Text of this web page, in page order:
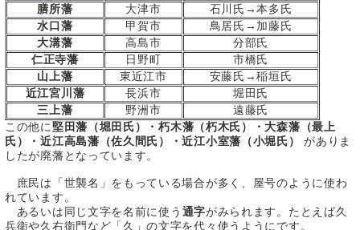
膳所藩
大津市
石川氏→本多氏
水口藩
甲賀市
鳥居氏→加藤氏
大溝藩
高島市
分部氏
仁正寺藩
日野町
市橋氏
山上藩
東近江市
安藤氏→稲垣氏
近江宮川藩
長浜市
堀田氏
三上藩
野洲市
遠藤氏
この他に堅田藩（堀田氏）・朽木藩（朽木氏）・大森藩（最上
氏）・近江高島藩（佐久間氏）・近江小室藩（小堀氏）
がありま
したが廃藩となっています。
庶民は「世襲名」をもっている場合が多く、屋号のように使わ
れています。
あるいは同じ文字を名前に使う 通字がみられます。たとえば久
兵衛や久右衛門など「久」の文字を代々使うようにです。